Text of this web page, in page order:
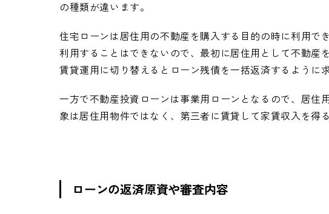
の種類が違います。
住宅ローンは居住用の不動産を購入する目的の時に利用で
利用することはできないので、最初に居住用として不動産
賃貸運用に切り替えるとローン残債を一括返済するように
一方で不動産投資ローンは事業用ローンとなるので、居住
象は居住用物件ではなく、第三者に賃貸して家賃収入を得
ローンの返済原資や審査内容